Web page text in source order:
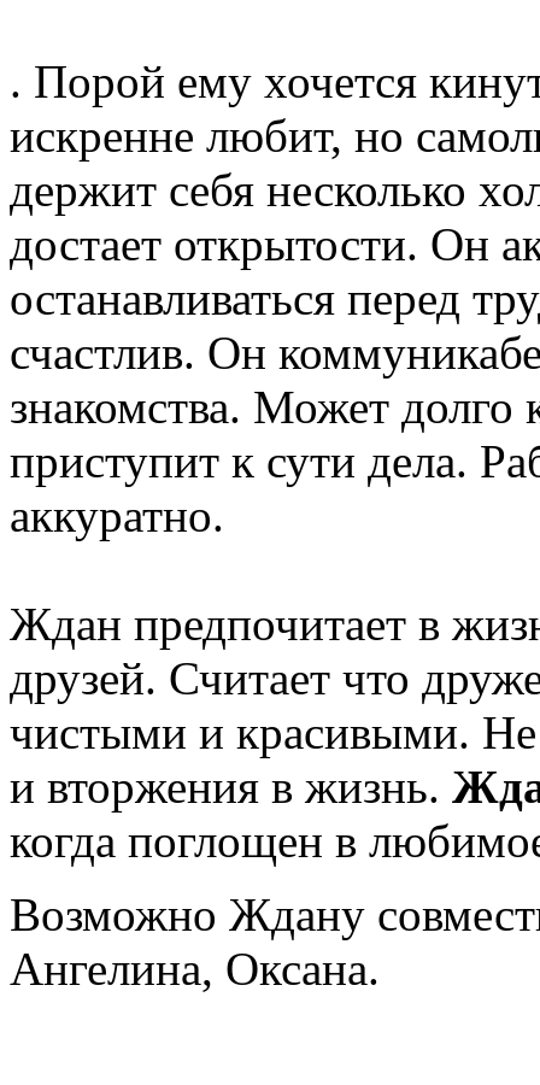
. Порой ему хочется
искренне любит, но
держит себя несколько
достает открытости. Он
останавливаться перед
счастлив. Он
знакомства. Может долго
приступит к сути дела.
аккуратно.
Ждан предпочитает в
друзей. Считает что
чистыми и красивыми.
и вторжения в жизнь.
когда поглощен в
Возможно Ждану
Ангелина, Оксана.